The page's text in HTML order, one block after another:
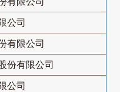
公司
有限公司
份有限公司
公司